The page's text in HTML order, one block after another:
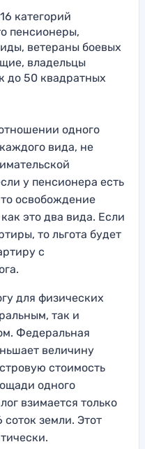
категорий
пенсионеры,
ветераны боевых
владельцы
до 50 квадратных
одного
вида, не
у пенсионера есть
освобождение
это два вида. Если
то льгота будет
с
для физических
так и
Федеральная
величину
стоимость
одного
взимается только
земли. Этот